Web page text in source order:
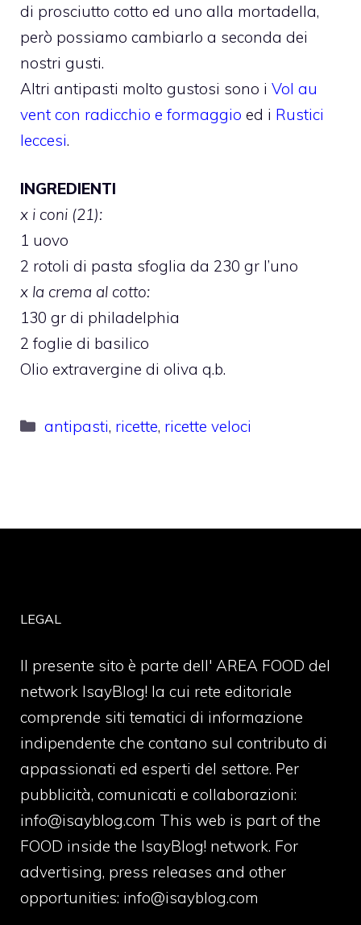
di prosciutto cotto ed uno alla mortadella,
però possiamo cambiarlo a seconda dei
nostri gusti.
Altri antipasti molto gustosi sono i Vol au
vent con radicchio e formaggio ed i Rustici
leccesi.
INGREDIENTI
x i coni (21):
1 uovo
2 rotoli di pasta sfoglia da 230 gr l’uno
x la crema al cotto:
130 gr di philadelphia
2 foglie di basilico
Olio extravergine di oliva q.b.
Categorie
antipasti, ricette, ricette veloci
LEGAL
Il presente sito è parte dell' AREA FOOD del
network IsayBlog! la cui rete editoriale
comprende siti tematici di informazione
indipendente che contano sul contributo di
appassionati ed esperti del settore. Per
pubblicità, comunicati e collaborazioni:
info@isayblog.com This web is part of the
FOOD inside the IsayBlog! network. For
advertising, press releases and other
opportunities: info@isayblog.com